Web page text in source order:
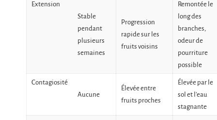
Extension
Stable
pendant
plusieurs
semaines
Progression
rapide sur les
fruits voisins
Remontée le
long des
branches,
odeur de
pourriture
possible
Contagiosité
Aucune
Élevée entre
fruits proches
Élevée par le
sol et l’eau
stagnante